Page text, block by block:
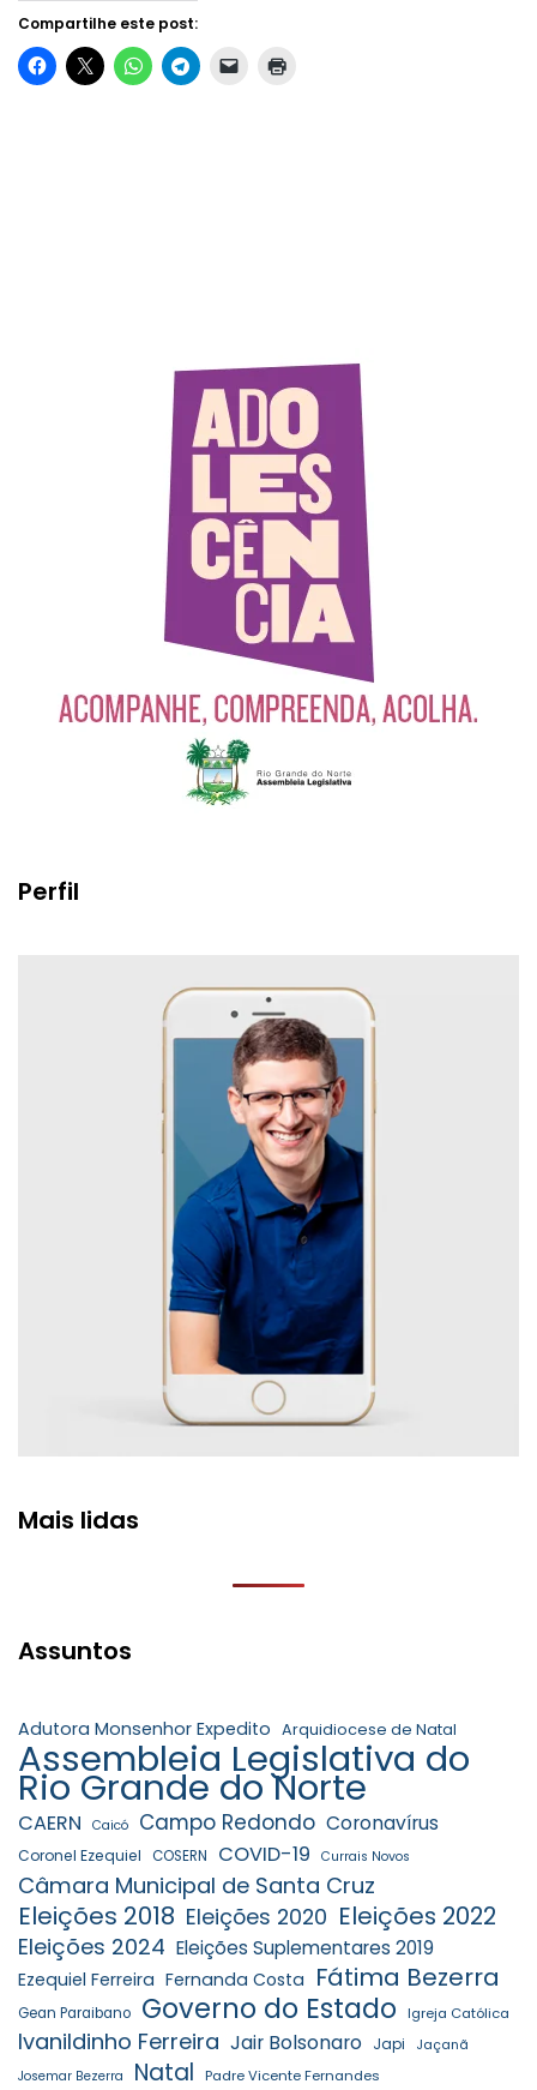
Compartilhe este post:
Perfil
Mais lidas
Assuntos
Adutora Monsenhor Expedito Arquidiocese de Natal
Assembleia Legislativa do
Rio Grande do Norte
CAERN Caicó Campo Redondo Coronavírus
Coronel Ezequiel COSERN COVID-19 Currais Novos
Câmara Municipal de Santa Cruz
Eleições 2018 Eleições 2020 Eleições 2022
Eleições 2024 Eleições Suplementares 2019
Ezequiel Ferreira Fernanda Costa Fátima Bezerra
Gean Paraibano Governo do Estado Igreja Católica
Ivanildinho Ferreira Jair Bolsonaro Japi Jaçanã
Josemar Bezerra Natal Padre Vicente Fernandes